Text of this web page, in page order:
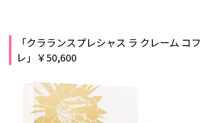
「クラランスプレシャス ラ クレーム コフ
レ」￥50,600